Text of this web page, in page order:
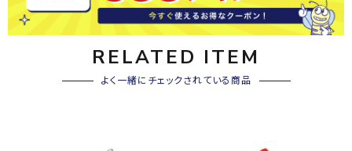
RELATED ITEM
よく一緒にチェックされている商品